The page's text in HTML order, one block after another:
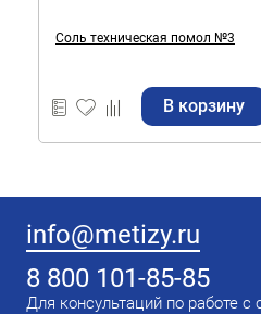
Соль техническая помол №3
В корзину
info@metizy.ru
8 800 101-85-85
Для консультаций по работе с